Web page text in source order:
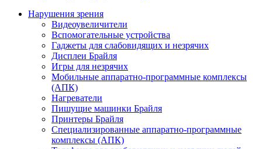
Нарушения зрения
Видеоувеличители
Вспомогательные устройства
Гаджеты для слабовидящих и незрячих
Дисплеи Брайля
Игры для незрячих
Мобильные аппаратно-программные комплексы
(АПК)
Нагреватели
Пишущие машинки Брайля
Принтеры Брайля
Специализированные аппаратно-программные
комплексы (АПК)